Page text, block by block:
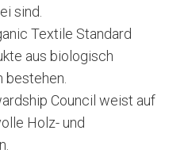
sind.
Textile Standard
aus biologisch
Council weist auf
Holz- und